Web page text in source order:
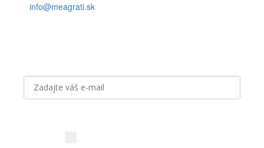
info@meagrati.sk